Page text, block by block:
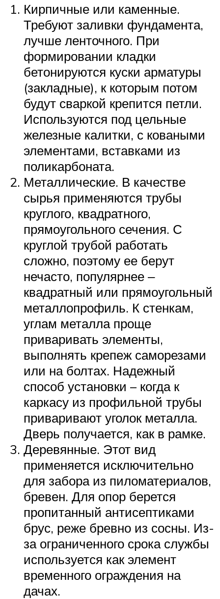
Кирпичные или каменные.
Требуют заливки фундамента,
лучше ленточного. При
формировании кладки
бетонируются куски арматуры
(закладные), к которым потом
будут сваркой крепится петли.
Используются под цельные
железные калитки, с коваными
элементами, вставками из
поликарбоната.
Металлические. В качестве
сырья применяются трубы
круглого, квадратного,
прямоугольного сечения. С
круглой трубой работать
сложно, поэтому ее берут
нечасто, популярнее ‒
квадратный или прямоугольный
металлопрофиль. К стенкам,
углам металла проще
приваривать элементы,
выполнять крепеж саморезами
или на болтах. Надежный
способ установки – когда к
каркасу из профильной трубы
приваривают уголок металла.
Дверь получается, как в рамке.
Деревянные. Этот вид
применяется исключительно
для забора из пиломатериалов,
бревен. Для опор берется
пропитанный антисептиками
брус, реже бревно из сосны. Из-
за ограниченного срока службы
используется как элемент
временного ограждения на
дачах.